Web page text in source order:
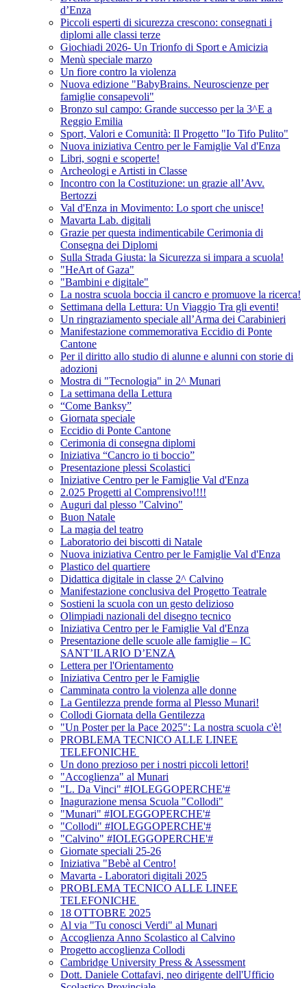
d’Enza
Piccoli esperti di sicurezza crescono: consegnati i
diplomi alle classi terze
Giochiadi 2026- Un Trionfo di Sport e Amicizia
Menù speciale marzo
Un fiore contro la violenza
Nuova edizione "BabyBrains. Neuroscienze per
famiglie consapevoli"
Bronzo sul campo: Grande successo per la 3^E a
Reggio Emilia
Sport, Valori e Comunità: Il Progetto "Io Tifo Pulito"
Nuova iniziativa Centro per le Famiglie Val d'Enza
Libri, sogni e scoperte!
Archeologi e Artisti in Classe
Incontro con la Costituzione: un grazie all’Avv.
Bertozzi
Val d'Enza in Movimento: Lo sport che unisce!
Mavarta Lab. digitali
Grazie per questa indimenticabile Cerimonia di
Consegna dei Diplomi
Sulla Strada Giusta: la Sicurezza si impara a scuola!
"HeArt of Gaza"
"Bambini e digitale"
La nostra scuola boccia il cancro e promuove la ricerca!
Settimana della Lettura: Un Viaggio Tra gli eventi!
Un ringraziamento speciale all’Arma dei Carabinieri
Manifestazione commemorativa Eccidio di Ponte
Cantone
Per il diritto allo studio di alunne e alunni con storie di
adozioni
Mostra di "Tecnologia" in 2^ Munari
La settimana della Lettura
“Come Banksy”
Giornata speciale
Eccidio di Ponte Cantone
Cerimonia di consegna diplomi
Iniziativa “Cancro io ti boccio”
Presentazione plessi Scolastici
Iniziative Centro per le Famiglie Val d'Enza
2.025 Progetti al Comprensivo!!!!
Auguri dal plesso "Calvino"
Buon Natale
La magia del teatro
Laboratorio dei biscotti di Natale
Nuova iniziativa Centro per le Famiglie Val d'Enza
Plastico del quartiere
Didattica digitale in classe 2^ Calvino
Manifestazione conclusiva del Progetto Teatrale
Sostieni la scuola con un gesto delizioso
Olimpiadi nazionali del disegno tecnico
Iniziativa Centro per le Famiglie Val d'Enza
Presentazione delle scuole alle famiglie – IC
SANT’ILARIO D’ENZA
Lettera per l'Orientamento
Iniziativa Centro per le Famiglie
Camminata contro la violenza alle donne
La Gentilezza prende forma al Plesso Munari!
Collodi Giornata della Gentilezza
"Un Poster per la Pace 2025": La nostra scuola c'è!
PROBLEMA TECNICO ALLE LINEE
TELEFONICHE
Un dono prezioso per i nostri piccoli lettori!
"Accoglienza" al Munari
"L. Da Vinci" #IOLEGGOPERCHE'#
Inagurazione mensa Scuola "Collodi"
"Munari" #IOLEGGOPERCHE'#
"Collodi" #IOLEGGOPERCHE'#
"Calvino" #IOLEGGOPERCHE'#
Giornate speciali 25-26
Iniziativa "Bebè al Centro!
Mavarta - Laboratori digitali 2025
PROBLEMA TECNICO ALLE LINEE
TELEFONICHE
18 OTTOBRE 2025
Al via "Tu conosci Verdi" al Munari
Accoglienza Anno Scolastico al Calvino
Progetto accoglienza Collodi
Cambridge University Press & Assessment
Dott. Daniele Cottafavi, neo dirigente dell'Ufficio